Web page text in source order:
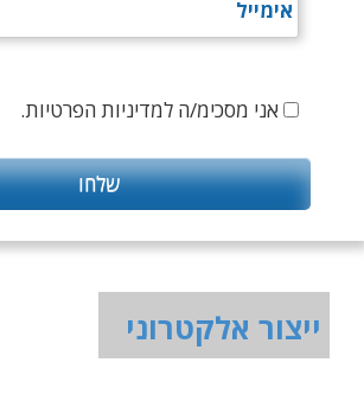
אני מסכימ/ה למדיניות הפרטיות.
ייצור אלקטרוני